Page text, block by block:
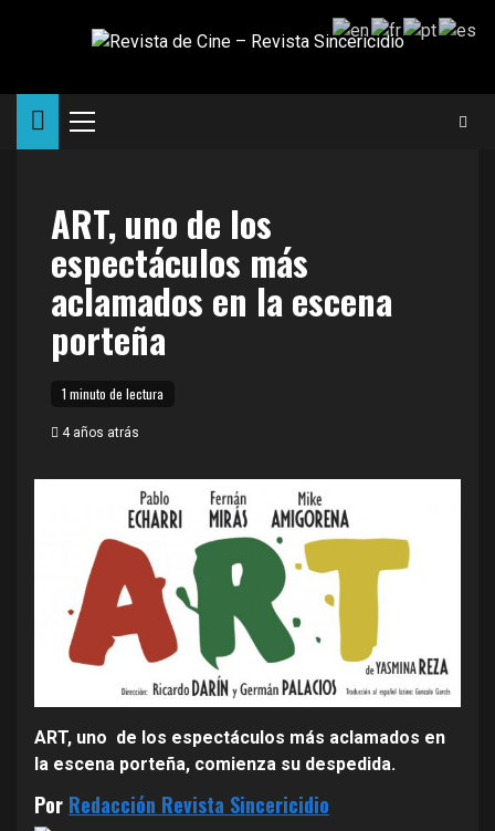
Menú
ART, uno de los
espectáculos más
aclamados en la escena
porteña
1 minuto de lectura
4 años atrás
ART, uno de los espectáculos más aclamados en
la escena porteña, comienza su despedida.
Por Redacción Revista Sincericidio